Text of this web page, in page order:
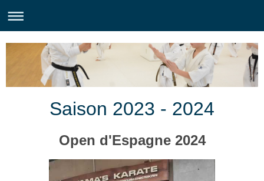
Saison 2023 - 2024
Open d'Espagne 2024